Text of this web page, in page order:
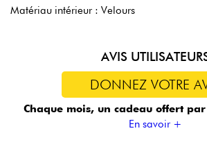
Matériau intérieur : Velours
AVIS
DONNEZ VOTRE
Chaque mois, un cadeau offert
En savoir +